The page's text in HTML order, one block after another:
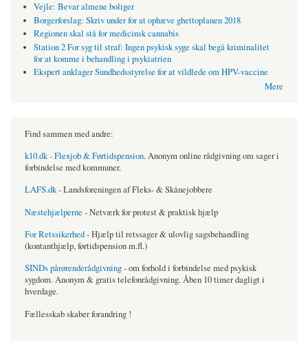
Vejle: Bevar almene boliger
Borgerforslag: Skriv under for at ophæve ghettoplanen 2018
Regionen skal stå for medicinsk cannabis
Station 2 For syg til straf: Ingen psykisk syge skal begå kriminalitet
for at komme i behandling i psykiatrien
Ekspert anklager Sundhedsstyrelse for at vildlede om HPV-vaccine
Mere
Find sammen med andre:
k10.dk - Flexjob & Førtidspension. Anonym online rådgivning om sager i
forbindelse med kommuner.
LAFS.dk- Landsforeningen af Fleks- & Skånejobbere
Næstehjælperne - Netværk for protest & praktisk hjælp
For Retssikerhed- Hjælp til retssager & ulovlig sagsbehandling
(kontanthjælp, førtidspension m.fl.)
SINDs pårørenderådgivning- om forhold i forbindelse med psykisk
sygdom. Anonym & gratis telefonrådgivning. Åben 10 timer dagligt i
hverdage.
Fællesskab skaber forandring !